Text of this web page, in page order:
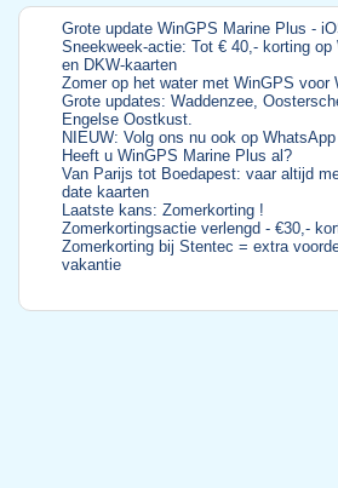
Grote update WinGPS Marine Plus -
Sneekweek-actie: Tot € 40,- korting op
en DKW-kaarten
Zomer op het water met WinGPS voor
Grote updates: Waddenzee,
Engelse Oostkust.
NIEUW: Volg ons nu ook op WhatsApp
Heeft u WinGPS Marine Plus al?
Van Parijs tot Boedapest: vaar altijd
date kaarten
Laatste kans: Zomerkorting !
Zomerkortingsactie verlengd - €30,-
Zomerkorting bij Stentec = extra
vakantie